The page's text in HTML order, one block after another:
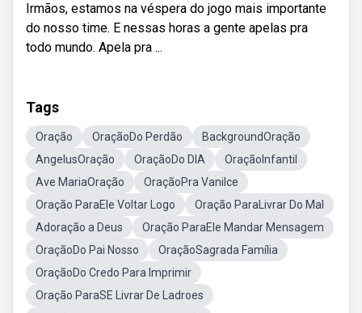
Irmãos, estamos na véspera do jogo mais importante
do nosso time. E nessas horas a gente apelas pra
todo mundo. Apela pra ...
Tags
Oração OraçãoDo Perdão
BackgroundOração
AngelusOração
OraçãoDo DIA
OraçãoInfantil
Ave MariaOração
OraçãoPra Vanilce
Oração ParaEle Voltar Logo
Oração ParaLivrar Do Mal
Adoração a Deus
Oração ParaEle Mandar Mensagem
OraçãoDo Pai Nosso
OraçãoSagrada Família
OraçãoDo Credo Para Imprimir
Oração ParaSE Livrar De Ladroes